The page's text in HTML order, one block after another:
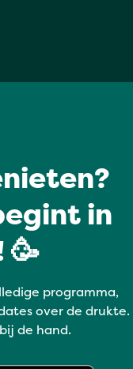
in
🥳
programma,
over de drukte.
de hand.